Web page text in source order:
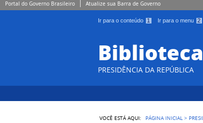
Portal do Governo Brasileiro Atualize sua Barra de Governo
Ir para o conteúdo 1 Ir para o menu 2
Biblioteca
PRESIDÊNCIA DA REPÚBLICA
VOCÊ ESTÁ AQUI: PÁGINA INICIAL >